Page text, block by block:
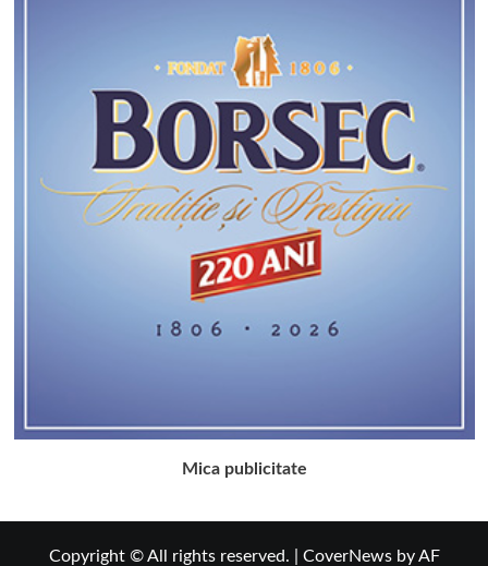
Mica publicitate
Copyright © All rights reserved. CoverNewsby AF